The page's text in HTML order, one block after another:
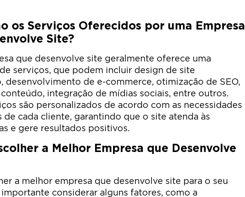
os Serviços Oferecidos por uma Empresa
Site?
que desenvolve site geralmente oferece uma
serviços, que podem incluir design de site
desenvolvimento de e-commerce, otimização de SEO,
integração de mídias sociais, entre outros.
são personalizados de acordo com as necessidades
de cada cliente, garantindo que o site atenda às
e gere resultados positivos.
a Melhor Empresa que Desenvolve
a melhor empresa que desenvolve site para o seu
considerar alguns fatores, como a